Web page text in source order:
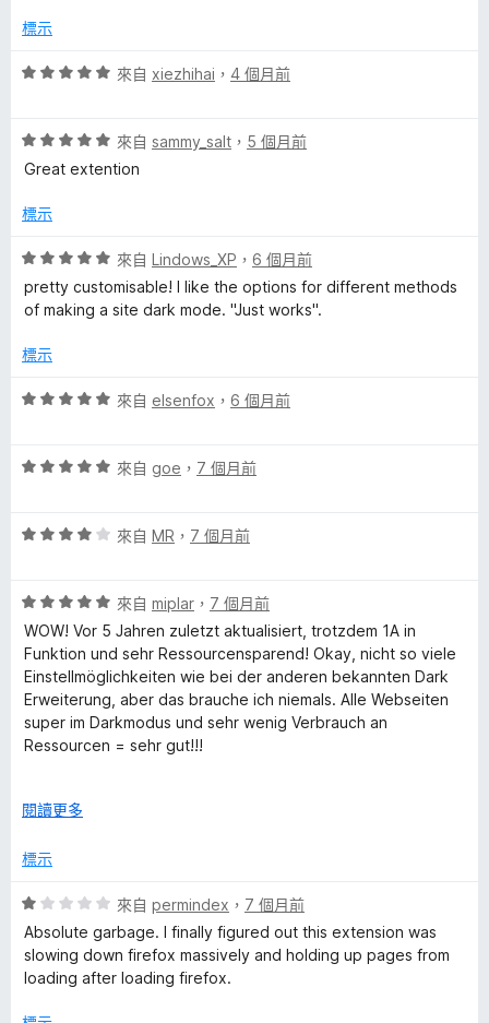
t
的
評
enable "Dark Reader" for the site in question, and I almost
compared to this fine gem of engineering excellence;
後
標示
評
分
，
分
分
來自 xiezhihai ， 4 個月前
評
價
分
滿
5
來自 sammy_salt ， 5 個月前
Great extention
標示
評
價
5
，
分
來自 Lindows_XP ， 6 個月前
pretty customisable! I like the options for different methods
of making a site dark mode. "Just works".
標示
評
分
分
來自 elsenfox ， 6 個月前
評
分
分
5
分
來自 goe ， 7 個月前
評
分
，
滿
分
5
分
來自 MR ， 7 個月前
評
價
5
分
，
滿
分
來自 miplar ， 7 個月前
WOW! Vor 5 Jahren zuletzt aktualisiert, trotzdem 1A in
Funktion und sehr Ressourcensparend! Okay, nicht so viele
Einstellmöglichkeiten wie bei der anderen bekannten Dark
Erweiterung, aber das brauche ich niemals. Alle Webseiten
super im Darkmodus und sehr wenig Verbrauch an
Ressourcen = sehr gut!!!
and is very resource-efficient! Okay, it doesn't have as many
extension, but I never need those. All websites look great in
展
後
閱讀更多
標示
評
價
1
分
滿
來自 permindex ， 7 個月前
Absolute garbage. I finally figured out this extension was
slowing down firefox massively and holding up pages from
loading after loading firefox.